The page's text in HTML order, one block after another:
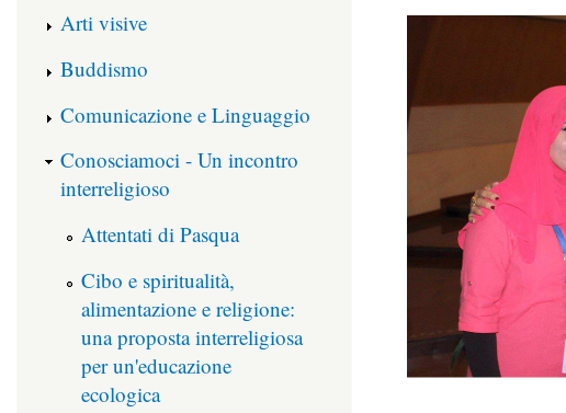
Arti visive
Buddismo
Comunicazione e Linguaggio
Conosciamoci - Un incontro
interreligioso
Attentati di Pasqua
Cibo e spiritualità,
alimentazione e religione:
una proposta interreligiosa
per un'educazione
ecologica